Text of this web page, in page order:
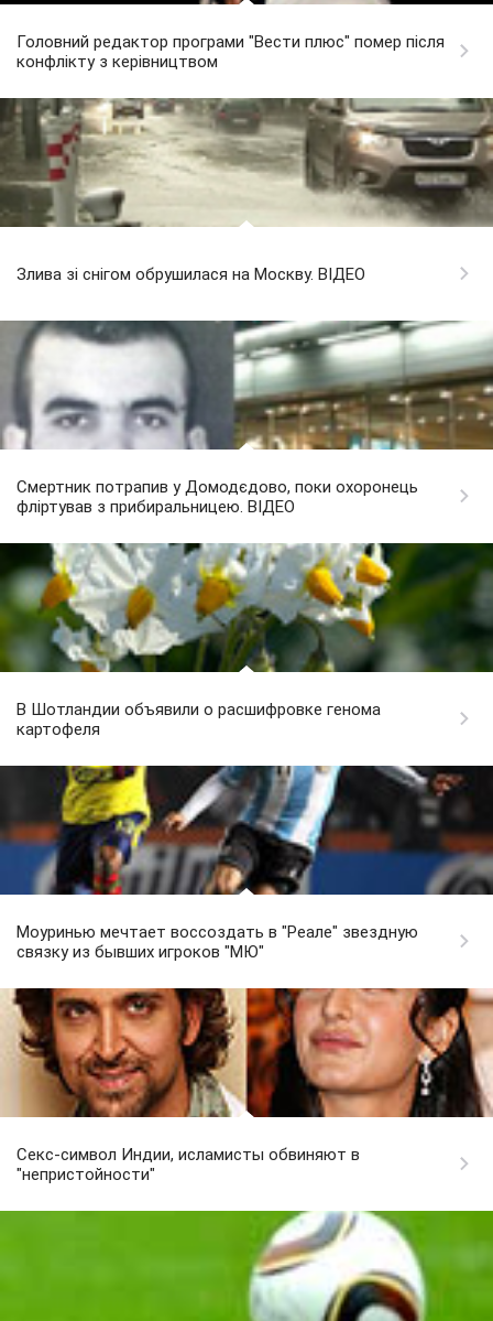
Головний редактор програми "Вести плюс" помер після
конфлікту з керівництвом
Злива зі снігом обрушилася на Москву. ВІДЕО
Смертник потрапив у Домодєдово, поки охоронець
фліртував з прибиральницею. ВІДЕО
В Шотландии объявили о расшифровке генома
картофеля
Моуринью мечтает воссоздать в "Реале" звездную
связку из бывших игроков "МЮ"
Секс-символ Индии, исламисты обвиняют в
"непристойности"